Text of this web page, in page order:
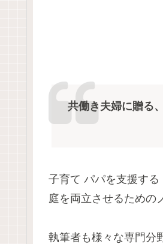
共働き夫婦に贈る
子育て パパを支援す
庭を両立させるための
執筆者も様々な専門分